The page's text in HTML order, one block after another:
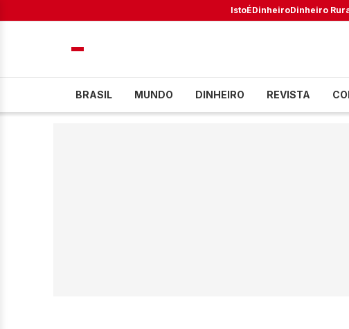
IstoÉDinheiroDinheiro
BRASIL MUNDO DINHEIRO REVISTA